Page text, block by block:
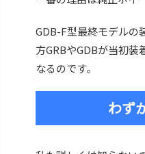
GDB-F型最終モデルの
方GRBやGDBが当初
なるのです。
わず